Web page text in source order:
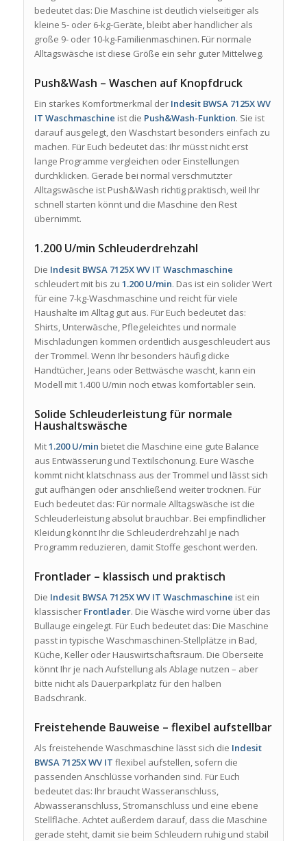
bedeutet das: Die Maschine ist deutlich vielseitiger als
kleine 5- oder 6-kg-Geräte, bleibt aber handlicher als
große 9- oder 10-kg-Familienmaschinen. Für normale
Alltagswäsche ist diese Größe ein sehr guter Mittelweg.
Push&Wash – Waschen auf Knopfdruck
Ein starkes Komfortmerkmal der Indesit BWSA 7125X WV
IT Waschmaschine ist die Push&Wash-Funktion. Sie ist
darauf ausgelegt, den Waschstart besonders einfach zu
machen. Für Euch bedeutet das: Ihr müsst nicht erst
lange Programme vergleichen oder Einstellungen
durchklicken. Gerade bei normal verschmutzter
Alltagswäsche ist Push&Wash richtig praktisch, weil Ihr
schnell starten könnt und die Maschine den Rest
übernimmt.
1.200 U/min Schleuderdrehzahl
Die Indesit BWSA 7125X WV IT Waschmaschine
schleudert mit bis zu 1.200 U/min. Das ist ein solider Wert
für eine 7-kg-Waschmaschine und reicht für viele
Haushalte im Alltag gut aus. Für Euch bedeutet das:
Shirts, Unterwäsche, Pflegeleichtes und normale
Mischladungen kommen ordentlich ausgeschleudert aus
der Trommel. Wenn Ihr besonders häufig dicke
Handtücher, Jeans oder Bettwäsche wascht, kann ein
Modell mit 1.400 U/min noch etwas komfortabler sein.
Solide Schleuderleistung für normale
Haushaltswäsche
Mit1.200 U/min bietet die Maschine eine gute Balance
aus Entwässerung und Textilschonung. Eure Wäsche
kommt nicht klatschnass aus der Trommel und lässt sich
gut aufhängen oder anschließend weiter trocknen. Für
Euch bedeutet das: Für normale Alltagswäsche ist die
Schleuderleistung absolut brauchbar. Bei empfindlicher
Kleidung könnt Ihr die Schleuderdrehzahl je nach
Programm reduzieren, damit Stoffe geschont werden.
Frontlader – klassisch und praktisch
Die Indesit BWSA 7125X WV IT Waschmaschine ist ein
klassischer Frontlader. Die Wäsche wird vorne über das
Bullauge eingelegt. Für Euch bedeutet das: Die Maschine
passt in typische Waschmaschinen-Stellplätze in Bad,
Küche, Keller oder Hauswirtschaftsraum. Die Oberseite
könnt Ihr je nach Aufstellung als Ablage nutzen – aber
bitte nicht als Dauerparkplatz für den halben
Badschrank.
Freistehende Bauweise – flexibel aufstellbar
Als freistehende Waschmaschine lässt sich die Indesit
BWSA 7125X WV IT flexibel aufstellen, sofern die
passenden Anschlüsse vorhanden sind. Für Euch
bedeutet das: Ihr braucht Wasseranschluss,
Abwasseranschluss, Stromanschluss und eine ebene
Stellfläche. Achtet außerdem darauf, dass die Maschine
gerade steht, damit sie beim Schleudern ruhig und stabil